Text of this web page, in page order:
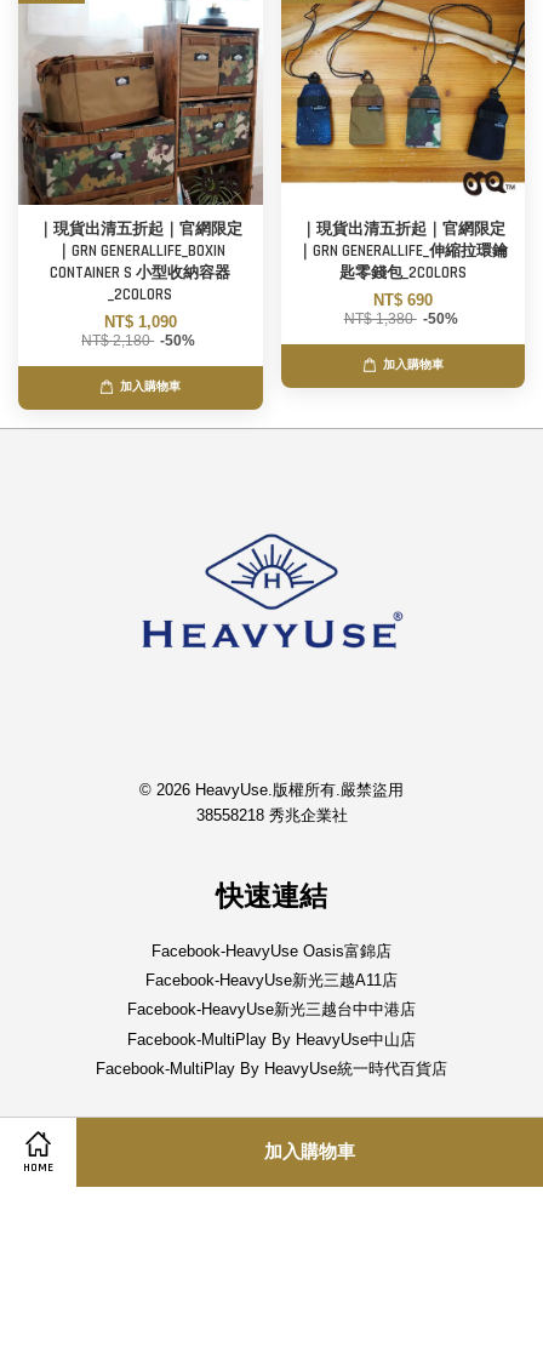
HOME
加入購物車
｜現貨出清五折起｜官網限定
｜GRN GENERALLIFE_BOXIN
CONTAINER S 小型收納容器
_2COLORS
NT$ 1,090
NT$ 2,180 -50%
加入購物車
｜現貨出清五折起｜官網限定
｜GRN GENERALLIFE_伸縮拉環鑰
匙零錢包_2COLORS
NT$ 690
NT$ 1,380 -50%
加入購物車
© 2026 HeavyUse.版權所有.嚴禁盜用
38558218 秀兆企業社
快速連結
Facebook-HeavyUse Oasis富錦店
Facebook-HeavyUse新光三越A11店
Facebook-HeavyUse新光三越台中中港店
Facebook-MultiPlay By HeavyUse中山店
Facebook-MultiPlay By HeavyUse統一時代百貨店
關注我們